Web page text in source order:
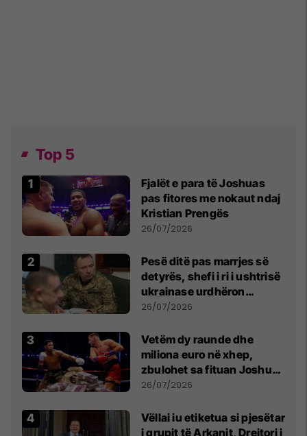
Top 5
Fjalët e para të Joshuas
pas fitores me nokaut ndaj
Kristian Prengës
26/07/2026
Pesë ditë pas marrjes së
detyrës, shefi i ri i ushtrisë
ukrainase urdhëron
kontroll të madh
26/07/2026
Vetëm dy raunde dhe
miliona euro në xhep,
zbulohet sa fituan Joshua
e Prenga
26/07/2026
Vëllai iu etiketua si pjesëtar
i grupit të Arkanit, Drejtori i